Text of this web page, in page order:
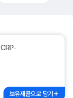
보유제품으로 담기